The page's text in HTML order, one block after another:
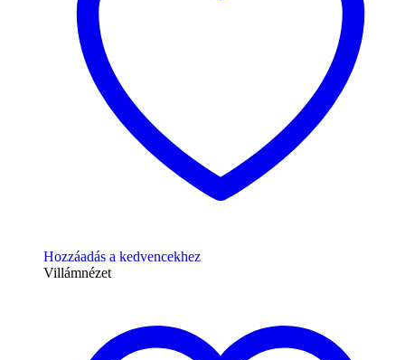
Hozzáadás a kedvencekhez
Villámnézet